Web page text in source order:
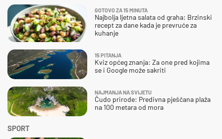
SPORT
GOTOVO ZA 15 MINUTA
Najbolja ljetna salata od graha: Brzinski
recept za dane kada je prevruće za
kuhanje
15 PITANJA
Kviz općeg znanja: Za one pred kojima
se i Google može sakriti
NAJMANJA NA SVIJETU
Čudo prirode: Predivna pješčana plaža
na 100 metara od mora